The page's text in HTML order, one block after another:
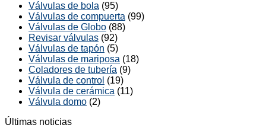
Válvulas de bola (95)
Válvulas de compuerta (99)
Válvulas de Globo (88)
Revisar válvulas (92)
Válvulas de tapón (5)
Válvulas de mariposa (18)
Coladores de tubería (9)
Válvula de control (19)
Válvula de cerámica (11)
Válvula domo (2)
Últimas noticias